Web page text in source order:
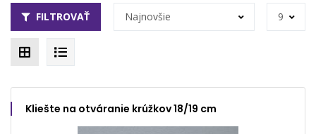
FILTROVAŤ Najnovšie 9
Kliešte na otváranie krúžkov 18/19 cm